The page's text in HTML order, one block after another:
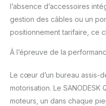
l’absence d’accessoires
gestion des câbles ou un
positionnement tarifaire, ce
À l’épreuve de la
Le cœur d’un bureau assis-
motorisation. Le
moteurs, un dans chaque